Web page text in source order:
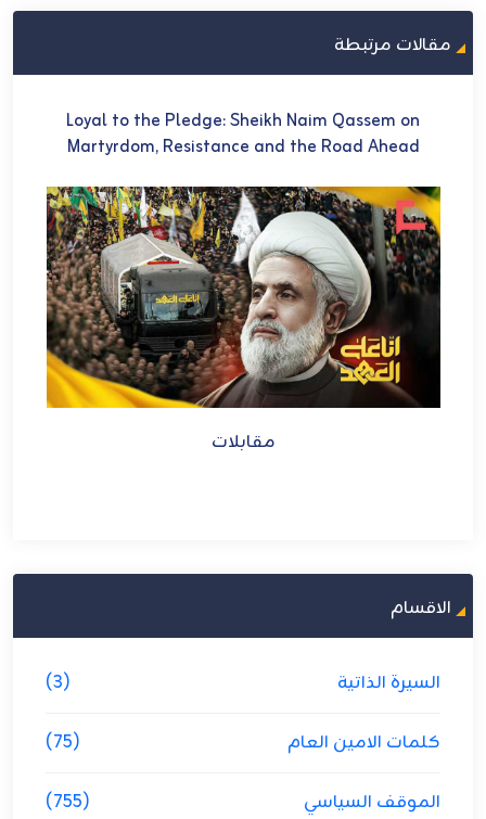
مقالات مرتبطة
Loyal to the Pledge: Sheikh Naim Qassem on
Martyrdom, Resistance and the Road Ahead
مقابلات
الاقسام
السيرة الذاتية (3)
كلمات الامين العام (75)
الموقف السياسي (755)